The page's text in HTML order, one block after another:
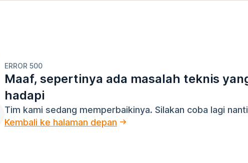
ERROR 500
Maaf, sepertinya ada masalah teknis
hadapi
Tim kami sedang memperbaikinya. Silakan coba lagi
Kembali ke halaman depan